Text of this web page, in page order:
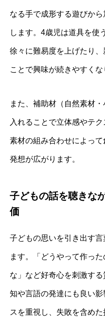
なる手で成形する遊びか
します。4歳児は道具を使
徐々に難易度を上げたり
ことで興味が続きやすくな
また、補助材（自然素材
入れることで立体感やテ
素材の組み合わせによっ
発想が広がります。
子どもの話を聴きな
価
子どもの思いを引き出す
ます。「どうやって作っ
な」など好奇心を刺激す
知や言語の発達にも良い
スを重視し、失敗を含め